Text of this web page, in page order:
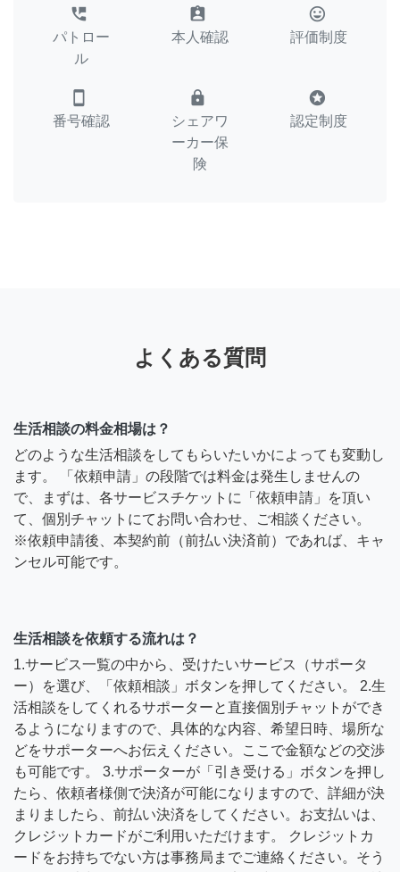
perm_phone_msg
パトロー
ル
assignment_ind
本人確認
tag_faces
評価制度
smartphone
番号確認
lock
シェアワ
ーカー保
険
stars
認定制度
よくある質問
生活相談の料金相場は？
どのような生活相談をしてもらいたいかによっても変動し
ます。 「依頼申請」の段階では料金は発生しませんの
で、まずは、各サービスチケットに「依頼申請」を頂い
て、個別チャットにてお問い合わせ、ご相談ください。
※依頼申請後、本契約前（前払い決済前）であれば、キャ
ンセル可能です。
生活相談を依頼する流れは？
1.サービス一覧の中から、受けたいサービス（サポータ
ー）を選び、「依頼相談」ボタンを押してください。 2.生
活相談をしてくれるサポーターと直接個別チャットができ
るようになりますので、具体的な内容、希望日時、場所な
どをサポーターへお伝えください。ここで金額などの交渉
も可能です。 3.サポーターが「引き受ける」ボタンを押し
たら、依頼者様側で決済が可能になりますので、詳細が決
まりましたら、前払い決済をしてください。お支払いは、
クレジットカードがご利用いただけます。 クレジットカ
ードをお持ちでない方は事務局までご連絡ください。そう